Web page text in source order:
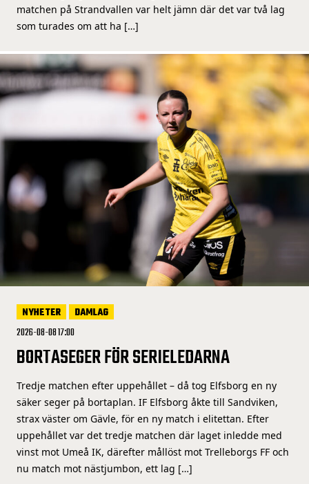
matchen på Strandvallen var helt jämn där det var två lag
som turades om att ha […]
NYHETER DAMLAG
2026-08-08 17:00
BORTASEGER FÖR SERIELEDARNA
Tredje matchen efter uppehållet – då tog Elfsborg en ny
säker seger på bortaplan. IF Elfsborg åkte till Sandviken,
strax väster om Gävle, för en ny match i elitettan. Efter
uppehållet var det tredje matchen där laget inledde med
vinst mot Umeå IK, därefter mållöst mot Trelleborgs FF och
nu match mot nästjumbon, ett lag […]